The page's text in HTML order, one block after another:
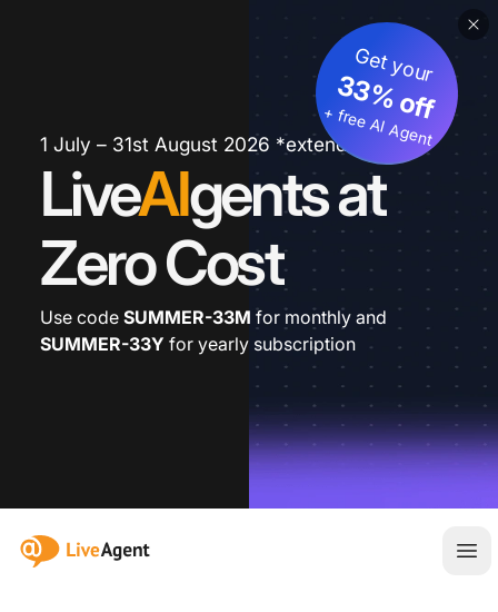
1 July – 31st August 2026 *extended
LiveAIgents at
Zero Cost
Get your
33% off
+ free AI Agent
Use code SUMMER-33M for monthly and
SUMMER-33Y for yearly subscription
:site.title
メ